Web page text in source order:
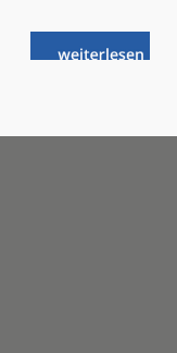
weiterlese
nSachsen-